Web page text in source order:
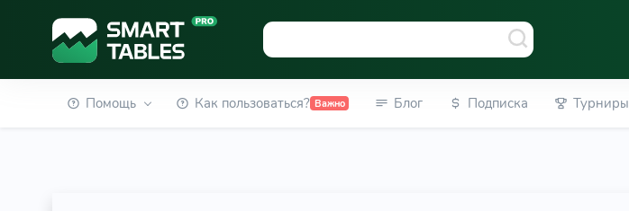
Помощь Как пользоваться? Важно Блог Подписка Турниры